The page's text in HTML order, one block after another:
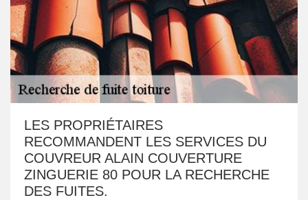
LES PROPRIÉTAIRES
RECOMMANDENT LES SERVICES DU
COUVREUR ALAIN COUVERTURE
ZINGUERIE 80 POUR LA RECHERCHE
DES FUITES.